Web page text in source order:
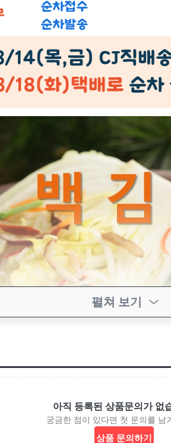
펼쳐 보기
아직 등록된 상품문의가 없
궁금한 점이 있다면 첫 문의를 남
상품 문의하기